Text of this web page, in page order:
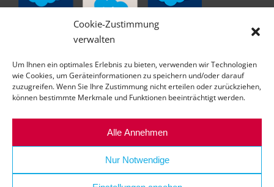
Cookie-Zustimmung
verwalten
Um Ihnen ein optimales Erlebnis zu bieten, verwenden wir Technologien
wie Cookies, um Geräteinformationen zu speichern und/oder darauf
zuzugreifen. Wenn Sie Ihre Zustimmung nicht erteilen oder zurückziehen,
können bestimmte Merkmale und Funktionen beeinträchtigt werden.
Alle Annehmen
Nur Notwendige